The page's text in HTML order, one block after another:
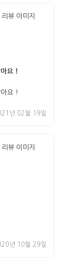
요 !
요 !
년 02월 19일
년 10월 29일